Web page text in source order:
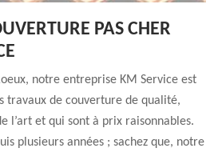
PAS CHER
notre entreprise KM Service est
travaux de couverture de qualité,
l’art et qui sont à prix raisonnables.
plusieurs années ; sachez que, notre